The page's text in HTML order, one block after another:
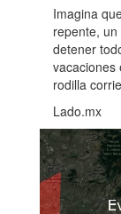
Imagina
repente,
detener
vacaciones
rodilla
Lado.mx